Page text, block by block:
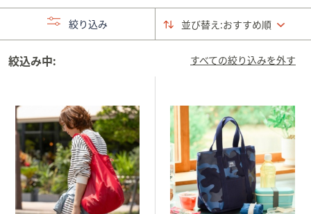
タ
ッ
デ
バ
イ
ス
で
左
右
並び替え:おすすめ順
絞り込み
すべての絞り込みを外す
絞込み中: